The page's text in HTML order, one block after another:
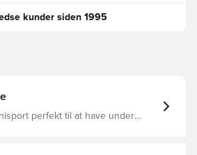
kunder siden 1995
perfekt til at have under